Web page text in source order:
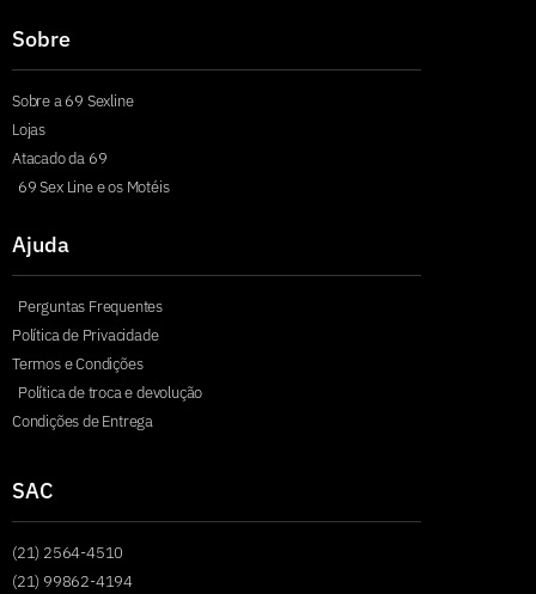
Sobre
Sobre a 69 Sexline
Lojas
Atacado da 69
69 Sex Line e os Motéis
Ajuda
Perguntas Frequentes
Política de Privacidade
Termos e Condições
Política de troca e devolução
Condições de Entrega
SAC
(21) 2564-4510
(21) 99862-4194